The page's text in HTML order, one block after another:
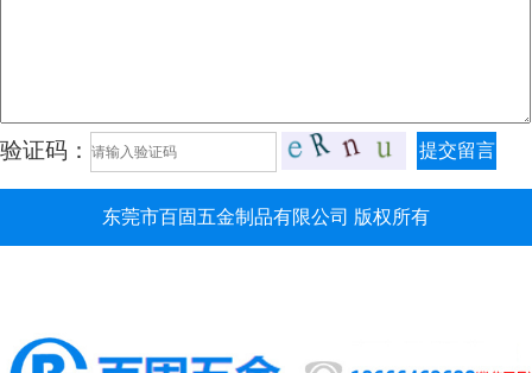
验证码： 提交留言
东莞市百固五金制品有限公司 版权所有